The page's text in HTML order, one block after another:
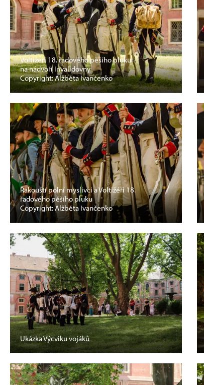
Voltižéři 18. řadového pěšího pluku
na nádvoří Invalidovny
Copyright: Alžběta Ivančenko
Rakouští polní myslivci a Voltižéři 18.
řadového pěšího pluku
Copyright: Alžběta Ivančenko
Ukázka Výcviku vojáků